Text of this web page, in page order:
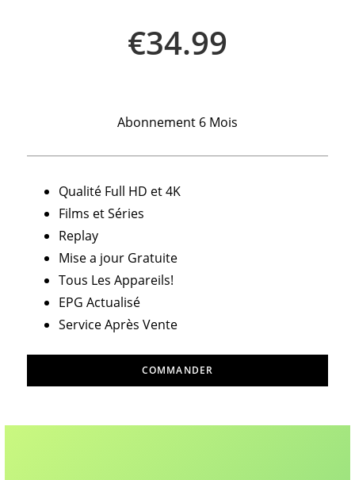
€34.99
Abonnement 6 Mois
Qualité Full HD et 4K
Films et Séries
Replay
Mise a jour Gratuite
Tous Les Appareils!
EPG Actualisé
Service Après Vente
COMMANDER